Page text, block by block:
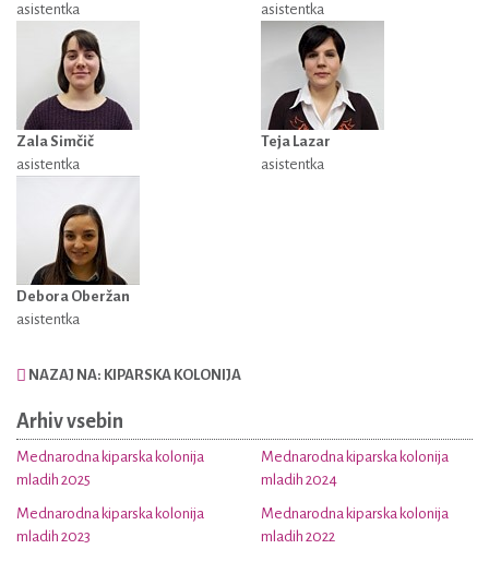
asistentka
asistentka
Zala Simčič
asistentka
Teja Lazar
asistentka
Debora Oberžan
asistentka
NAZAJ NA: KIPARSKA KOLONIJA
Arhiv vsebin
Mednarodna kiparska kolonija
mladih 2025
Mednarodna kiparska kolonija
mladih 2024
Mednarodna kiparska kolonija
mladih 2023
Mednarodna kiparska kolonija
mladih 2022